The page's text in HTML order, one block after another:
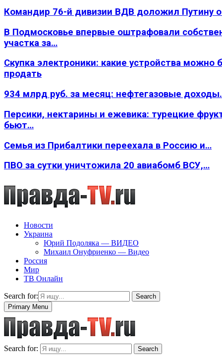
Командир 76-й дивизии ВДВ доложил Путину
В Подмосковье впервые оштрафовали
участка за…
Скупка электроники: какие устройства можно
продать
934 млрд руб. за месяц: нефтегазовые
Персики, нектарины и ежевика: турецкие
бьют…
Семья из Прибалтики переехала в Россию и…
ПВО за сутки уничтожила 20 авиабомб ВСУ,…
Новости
Украина
Юрий Подоляка — ВИДЕО
Михаил Онуфриенко — Видео
Россия
Мир
ТВ Онлайн
Search for:
Search
Primary Menu
Search for: Search